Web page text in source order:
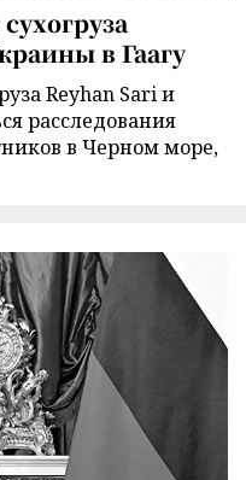
в Гаагу
Reyhan Sari и
расследования
в Черном море,